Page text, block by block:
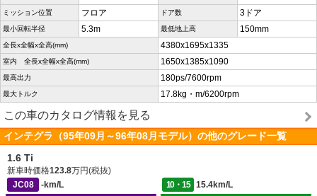
ミッション位置 フロア ドア数 3ドア
最小回転半径 5.3m 最低地上高 150mm
全長x全幅x全高(mm) 4380x1695x1335
室内 全長x全幅x全高(mm) 1650x1385x1090
最高出力 180ps/7600rpm
最大トルク 17.8kg・m/6200rpm
この車のカタログ情報を見る
インテグラ（95年09月～96年08月モデル）の他のグレード一覧
1.6 Ti
新車時価格123.8万円(税抜)
JC08
-km/L 10・15
15.4km/L